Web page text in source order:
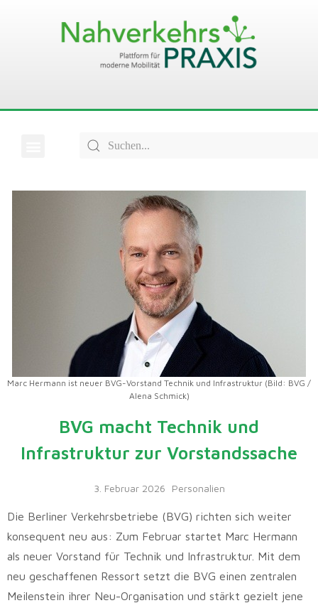
Marc Hermann ist neuer BVG-Vorstand Technik und Infrastruktur (Bild: BVG /
Alena Schmick)
BVG macht Technik und
Infrastruktur zur Vorstandssache
3. Februar 2026 Personalien
Die Berliner Verkehrsbetriebe (BVG) richten sich weiter
konsequent neu aus: Zum Februar startet Marc Hermann
als neuer Vorstand für Technik und Infrastruktur. Mit dem
neu geschaffenen Ressort setzt die BVG einen zentralen
Meilenstein ihrer Neu-Organisation und stärkt gezielt jene